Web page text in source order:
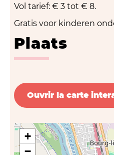
Vol tarief: € 3 tot € 8.
Gratis voor kinderen
Plaats
Ouvrir la carte
+
−